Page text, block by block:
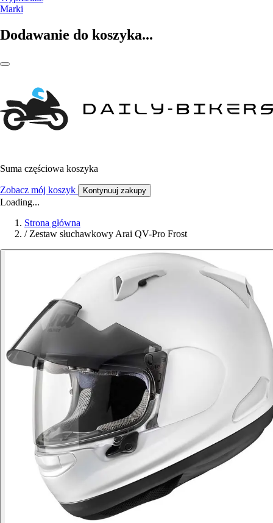
Marki
Dodawanie do koszyka...
Suma częściowa koszyka
Zobacz mój koszyk Kontynuuj zakupy
Loading...
Strona główna
/ Zestaw słuchawkowy Arai QV-Pro Frost